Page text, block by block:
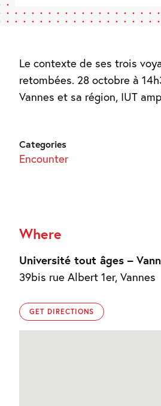
Le contexte de ses trois
retombées. 28 octobre à
Vannes et sa région, IUT
Categories
Encounter
Where
Université tout âges –
39bis rue Albert 1er, Vannes
GET DIRECTIONS